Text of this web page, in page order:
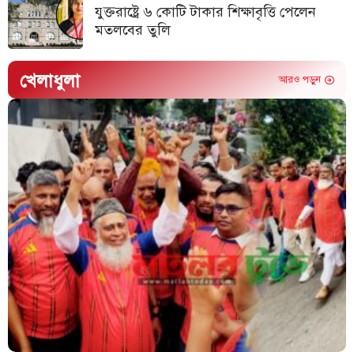
যুক্তরাষ্ট্রে ৬ কোটি টাকার শিক্ষাবৃত্তি পেলেন
মতলবের তুলি
খেলাধুলা আরও পড়ুন